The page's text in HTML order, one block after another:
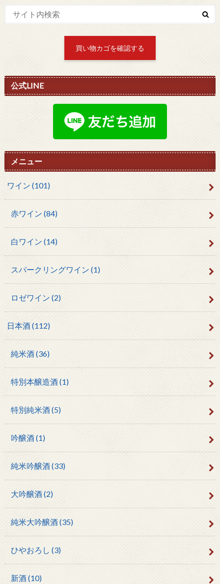
買い物カゴを確認する
公式LINE
メニュー
ワイン (101)
赤ワイン (84)
白ワイン (14)
スパークリングワイン (1)
ロゼワイン (2)
日本酒(112)
純米酒(36)
特別本醸造酒(1)
特別純米酒(5)
吟醸酒(1)
純米吟醸酒(33)
大吟醸酒(2)
純米大吟醸酒(35)
ひやおろし (3)
新酒(10)